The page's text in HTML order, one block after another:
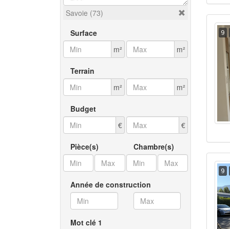
Savoie (73)
Surface
m²
m²
Terrain
m²
m²
Budget
€
€
Pièce(s) Chambre(s)
Année de construction
Mot clé 1
9
9